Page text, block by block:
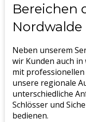
Bereichen
Nordwalde
Neben unserem
wir Kunden auch
mit
unsere regionale
unterschiedliche
Schlösser und
bedienen.